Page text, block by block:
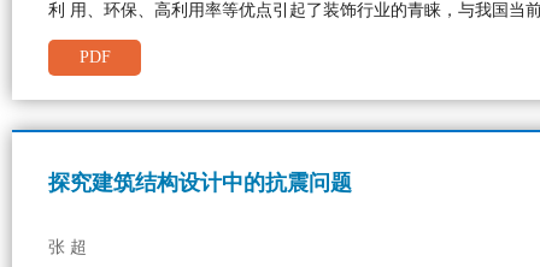
利 用、环保、高利用率等优点引起了装饰行业的青睐，与我国当
PDF
探究建筑结构设计中的抗震问题
张 超